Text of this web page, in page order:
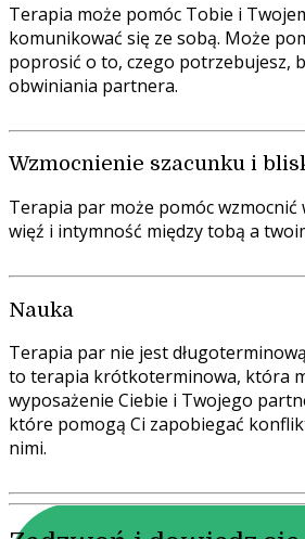
Terapia może pomóc Tobie i
komunikować się ze sobą. Może
poprosić o to, czego potrzebujesz,
obwiniania partnera.
Wzmocnienie szacunku i
Terapia par może pomóc wzmocnić
więź i intymność między tobą a
Nauka
Terapia par nie jest
to terapia krótkoterminowa, która
wyposażenie Ciebie i Twojego
które pomogą Ci zapobiegać
nimi.